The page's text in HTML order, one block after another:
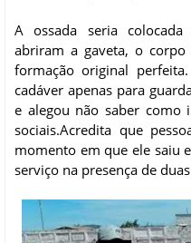
A ossada seria
abriram a gaveta, o corpo
formação original
cadáver apenas para
e alegou não saber como
sociais.Acredita que
momento em que ele saiu
serviço na presença de